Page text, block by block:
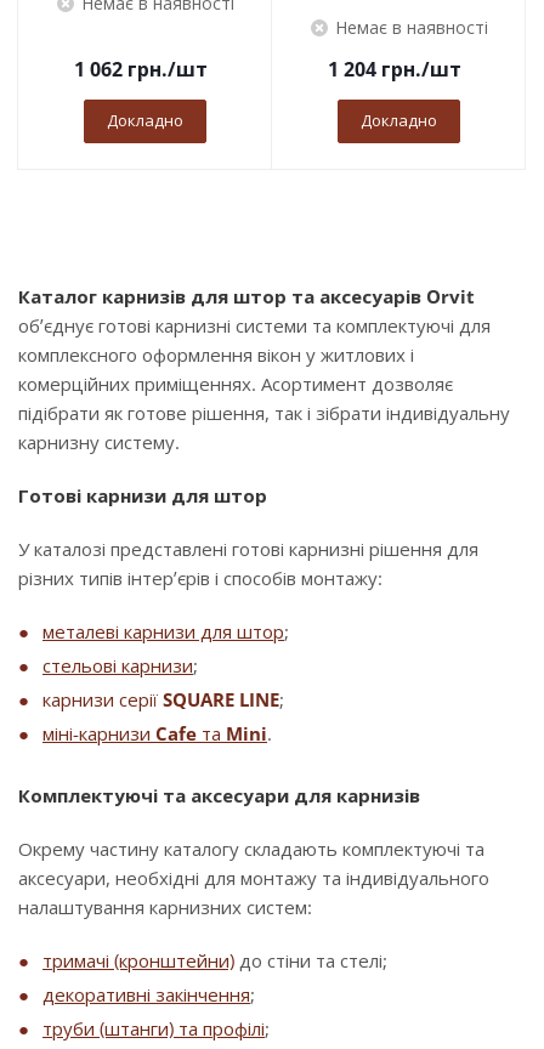
1 062 грн./шт
Докладно
Немає в наявності
1 204 грн./шт
Докладно
Каталог карнизів для штор та аксесуарів Orvit
об’єднує готові карнизні системи та комплектуючі для
комплексного оформлення вікон у житлових і
комерційних приміщеннях. Асортимент дозволяє
підібрати як готове рішення, так і зібрати індивідуальну
карнизну систему.
Готові карнизи для штор
У каталозі представлені готові карнизні рішення для
різних типів інтер’єрів і способів монтажу:
металеві карнизи для штор;
стельові карнизи;
карнизи серії SQUARE LINE;
міні-карнизи Cafe та Mini.
Комплектуючі та аксесуари для карнизів
Окрему частину каталогу складають комплектуючі та
аксесуари, необхідні для монтажу та індивідуального
налаштування карнизних систем:
тримачі (кронштейни) до стіни та стелі;
декоративні закінчення;
труби (штанги) та профілі;